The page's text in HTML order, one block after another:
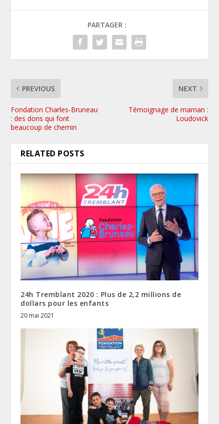
PARTAGER :
PREVIOUS
Fondation Charles-Bruneau
: des dons qui font
beaucoup de chemin
NEXT
Témoignage de maman :
Loudovick
RELATED POSTS
24h Tremblant 2020 : Plus de 2,2 millions de
dollars pour les enfants
20 mai 2021